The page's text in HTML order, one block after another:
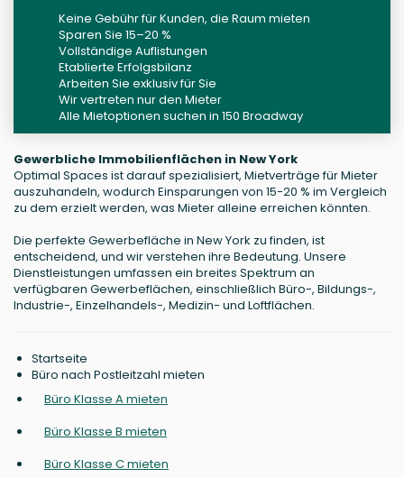
Keine Gebühr für Kunden, die Raum mieten
Sparen Sie 15–20 %
Vollständige Auflistungen
Etablierte Erfolgsbilanz
Arbeiten Sie exklusiv für Sie
Wir vertreten nur den Mieter
Alle Mietoptionen suchen in 150 Broadway
Gewerbliche Immobilienflächen in New York
Optimal Spaces ist darauf spezialisiert, Mietverträge für Mieter
auszuhandeln, wodurch Einsparungen von 15-20 % im Vergleich
zu dem erzielt werden, was Mieter alleine erreichen könnten.
Die perfekte Gewerbefläche in New York zu finden, ist
entscheidend, und wir verstehen ihre Bedeutung. Unsere
Dienstleistungen umfassen ein breites Spektrum an
verfügbaren Gewerbeflächen, einschließlich Büro-, Bildungs-,
Industrie-, Einzelhandels-, Medizin- und Loftflächen.
Startseite
Büro nach Postleitzahl mieten
Büro Klasse A mieten
Büro Klasse B mieten
Büro Klasse C mieten